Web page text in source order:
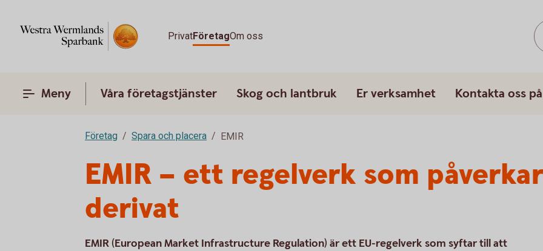
PrivatFöretagOm oss
Meny Våra företagstjänster Skog och lantbruk Er verksamhet Kontakta oss
Företag Spara och placera EMIR
EMIR – ett regelverk som
derivat
EMIR (European Market Infrastructure Regulation) är ett EU-regelverk som syftar till att